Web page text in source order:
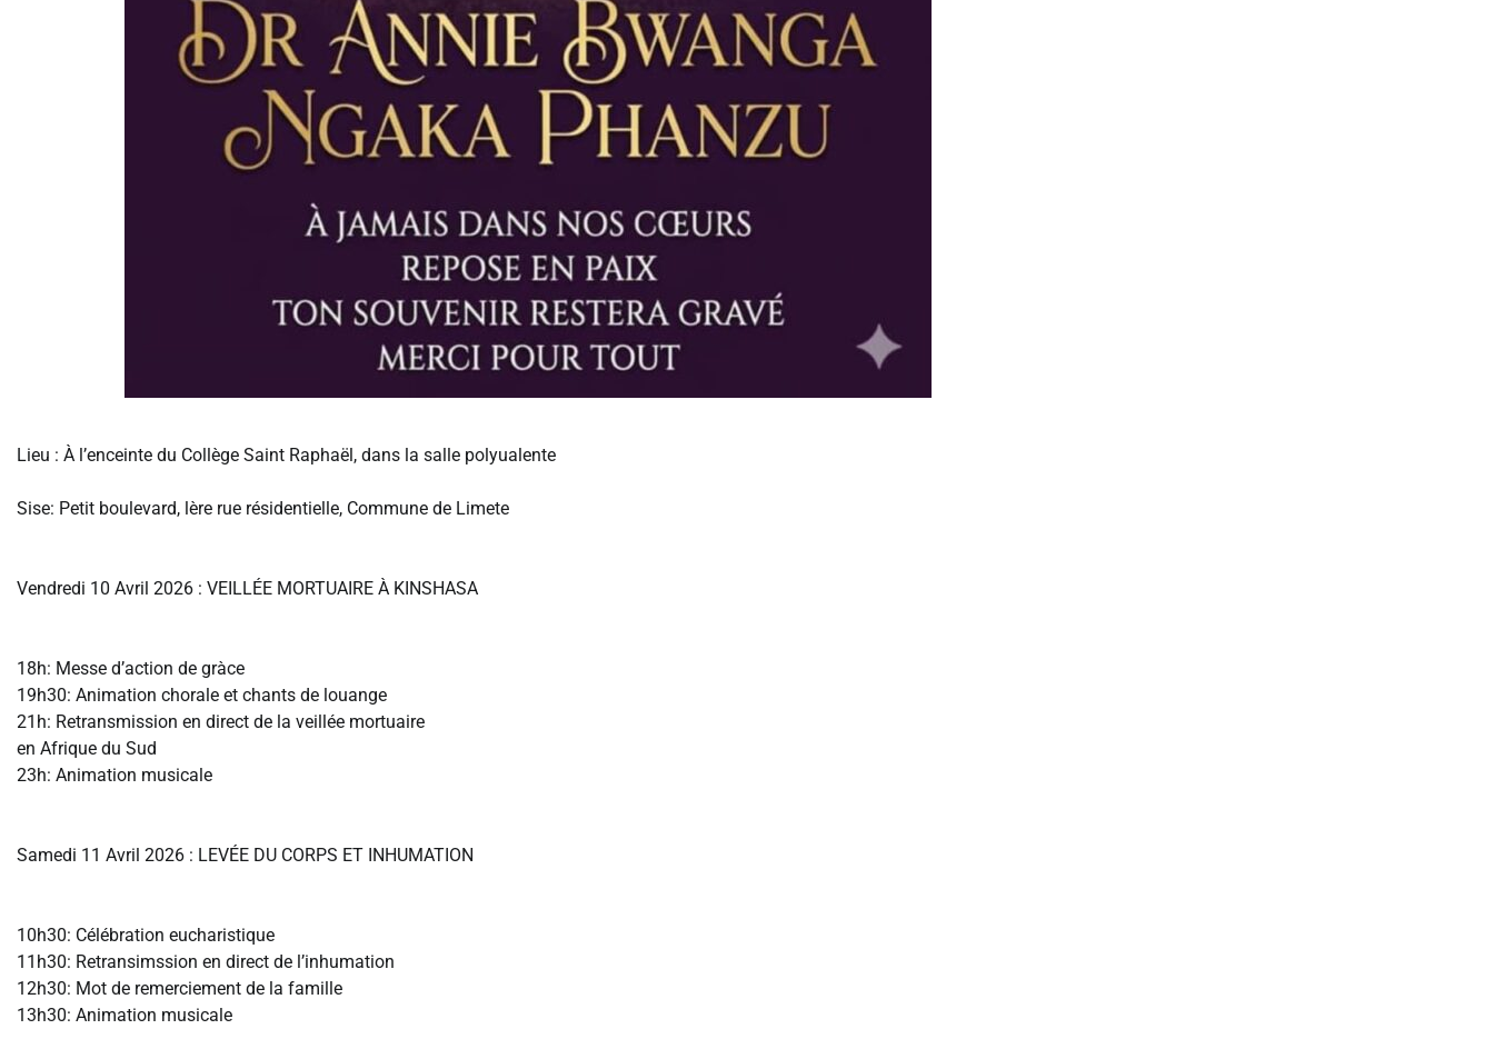
‎Lieu : À l’enceinte du Collège Saint Raphaël, dans la salle polyualente
‎Sise: Petit boulevard, lère rue résidentielle, Commune de Limete
‎Vendredi 10 Avril 2026 : VEILLÉE MORTUAIRE À KINSHASA
‎18h: Messe d’action de gràce
‎19h30: Animation chorale et chants de louange
‎21h: Retransmission en direct de la veillée mortuaire
‎en Afrique du Sud
‎23h: Animation musicale
‎Samedi 11 Avril 2026 : LEVÉE DU CORPS ET INHUMATION
‎10h30: Célébration eucharistique
‎11h30: Retransimssion en direct de l’inhumation
‎12h30: Mot de remerciement de la famille
‎13h30: Animation musicale